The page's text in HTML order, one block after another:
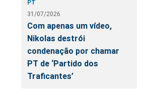
PT
31/07/2026
Com apenas um vídeo,
Nikolas destrói
condenação por chamar
PT de ‘Partido dos
Traficantes’